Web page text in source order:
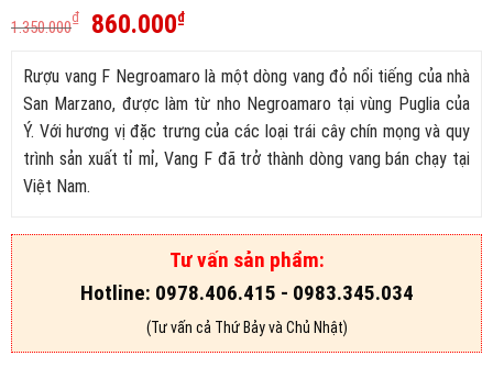
dựa trên
1.350.000₫
Giá
là:
1.350.000₫.
860.000₫Giá
tại
là:
860.000₫.
Rượu vang F Negroamaro là một dòng vang đỏ nổi tiếng của nhà
San Marzano, được làm từ nho Negroamaro tại vùng Puglia của
Ý. Với hương vị đặc trưng của các loại trái cây chín mọng và quy
trình sản xuất tỉ mỉ, Vang F đã trở thành dòng vang bán chạy tại
Việt Nam.
Tư vấn sản phẩm:
Hotline: 0978.406.415 - 0983.345.034
(Tư vấn cả Thứ Bảy và Chủ Nhật)